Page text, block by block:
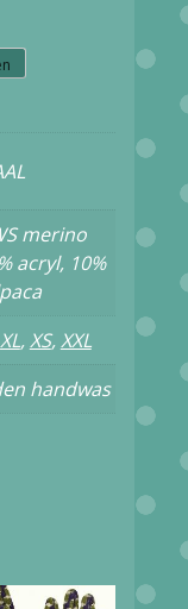
merino
acryl, 10%
XL,XS,XXL
handwas